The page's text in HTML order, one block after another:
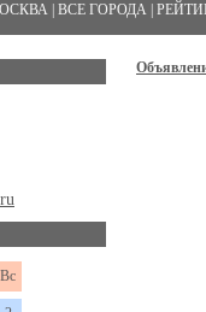
ВСЕ ГОРОДА
Вс